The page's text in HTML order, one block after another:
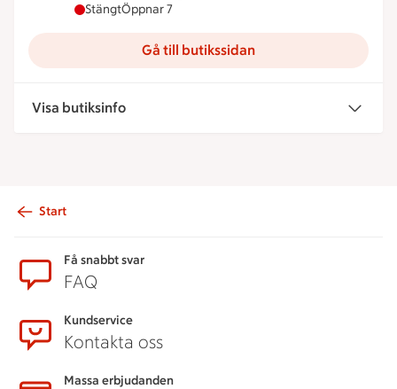
Maxi ICA Stormarknad Haninge har stängt,
StängtÖppnar 7
Gå till butikssidan
Visa butiksinfo
Start
Få snabbt svar
FAQ
Kundservice
Kontakta oss
Massa erbjudanden